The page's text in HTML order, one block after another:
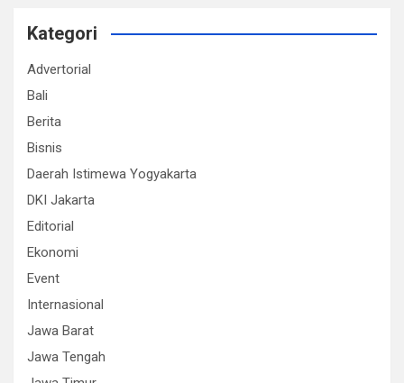
Kategori
Advertorial
Bali
Berita
Bisnis
Daerah Istimewa Yogyakarta
DKI Jakarta
Editorial
Ekonomi
Event
Internasional
Jawa Barat
Jawa Tengah